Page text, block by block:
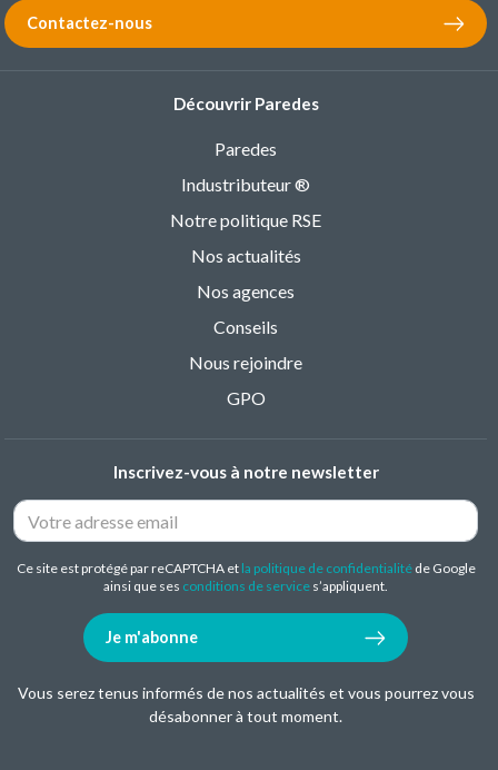
Contactez-nous
Découvrir Paredes
Paredes
Industributeur ®
Notre politique RSE
Nos actualités
Nos agences
Conseils
Nous rejoindre
GPO
Inscrivez-vous à notre newsletter
Ce site est protégé par reCAPTCHA et la politique de confidentialitéde Google
ainsi que ses conditions de service s’appliquent.
Je m'abonne
Vous serez tenus informés de nos actualités et vous pourrez vous
désabonner à tout moment.